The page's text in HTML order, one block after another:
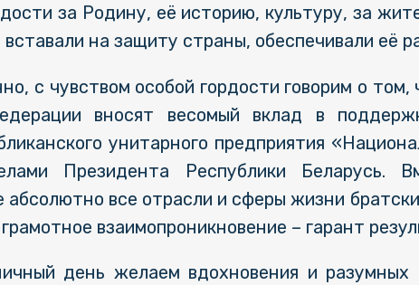
за Родину, её историю, культуру, за
на защиту страны, обеспечивали её
с чувством особой гордости говорим о
вносят весомый вклад в
унитарного предприятия
Президента Республики
абсолютно все отрасли и сферы жизни
взаимопроникновение – гарант
день желаем вдохновения и разумных